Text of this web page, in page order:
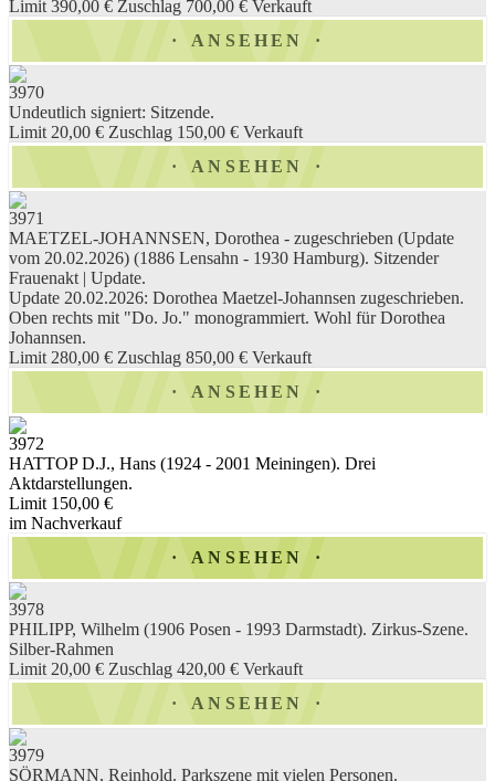
Limit 390,00 € Zuschlag 700,00 € Verkauft
ANSEHEN
3970
Undeutlich signiert: Sitzende.
Limit 20,00 € Zuschlag 150,00 € Verkauft
ANSEHEN
3971
MAETZEL-JOHANNSEN, Dorothea - zugeschrieben (Update
vom 20.02.2026) (1886 Lensahn - 1930 Hamburg). Sitzender
Frauenakt | Update.
Update 20.02.2026: Dorothea Maetzel-Johannsen zugeschrieben.
Oben rechts mit "Do. Jo." monogrammiert. Wohl für Dorothea
Johannsen.
Limit 280,00 € Zuschlag 850,00 € Verkauft
ANSEHEN
3972
HATTOP D.J., Hans (1924 - 2001 Meiningen). Drei
Aktdarstellungen.
Limit 150,00 €
im Nachverkauf
ANSEHEN
3978
PHILIPP, Wilhelm (1906 Posen - 1993 Darmstadt). Zirkus-Szene.
Silber-Rahmen
Limit 20,00 € Zuschlag 420,00 € Verkauft
ANSEHEN
3979
SÖRMANN, Reinhold. Parkszene mit vielen Personen.